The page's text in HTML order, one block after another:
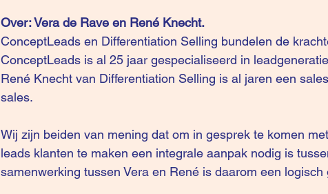
Over: Vera de Rave en René Knecht.
ConceptLeads en Differentiation Selling bundelen de
ConceptLeads is al 25 jaar gespecialiseerd in
René Knecht van Differentiation Selling is al jaren een
sales.
Wij zijn beiden van mening dat om in gesprek te komen
leads klanten te maken een integrale aanpak nodig is
samenwerking tussen Vera en René is daarom een logisch